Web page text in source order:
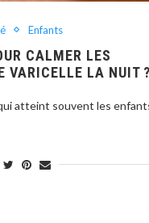
Enfants
CALMER LES
VARICELLE LA NUIT
atteint souvent les